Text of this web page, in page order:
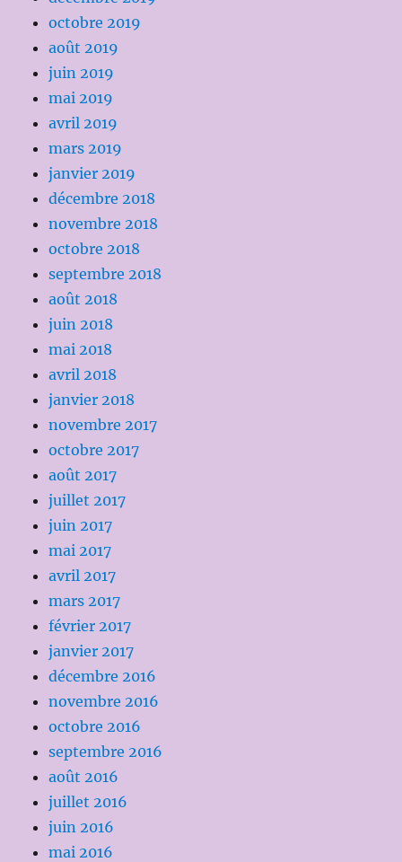
octobre 2019
août 2019
juin 2019
mai 2019
avril 2019
mars 2019
janvier 2019
décembre 2018
novembre 2018
octobre 2018
septembre 2018
août 2018
juin 2018
mai 2018
avril 2018
janvier 2018
novembre 2017
octobre 2017
août 2017
juillet 2017
juin 2017
mai 2017
avril 2017
mars 2017
février 2017
janvier 2017
décembre 2016
novembre 2016
octobre 2016
septembre 2016
août 2016
juillet 2016
juin 2016
mai 2016